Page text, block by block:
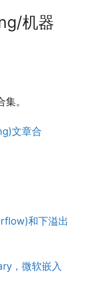
机器
。
文章合
和下溢出
，微软嵌入